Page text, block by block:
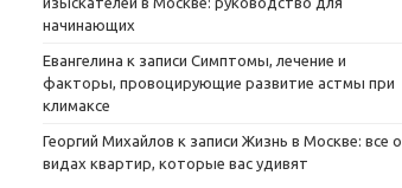
начинающих
Евангелина к записи Симптомы, лечение и
факторы, провоцирующие развитие астмы при
климаксе
Георгий Михайлов к записи Жизнь в Москве: все о
видах квартир, которые вас удивят